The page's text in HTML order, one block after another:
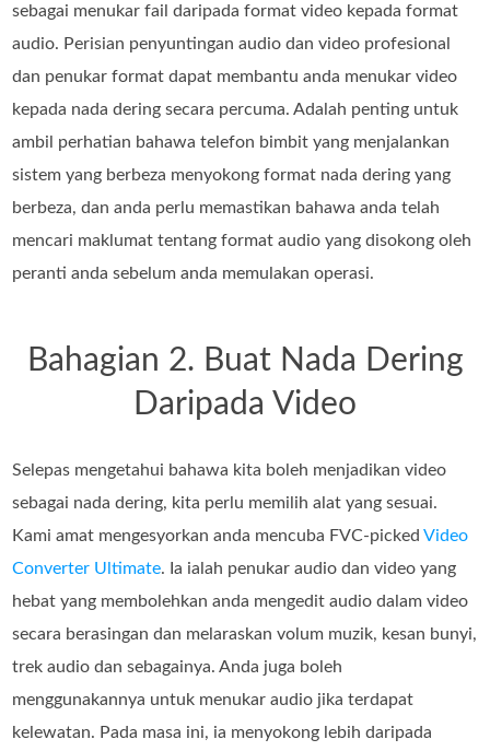
sebagai menukar fail daripada format video kepada format
audio. Perisian penyuntingan audio dan video profesional
dan penukar format dapat membantu anda menukar video
kepada nada dering secara percuma. Adalah penting untuk
ambil perhatian bahawa telefon bimbit yang menjalankan
sistem yang berbeza menyokong format nada dering yang
berbeza, dan anda perlu memastikan bahawa anda telah
mencari maklumat tentang format audio yang disokong oleh
peranti anda sebelum anda memulakan operasi.
Bahagian 2. Buat Nada Dering
Daripada Video
Selepas mengetahui bahawa kita boleh menjadikan video
sebagai nada dering, kita perlu memilih alat yang sesuai.
Kami amat mengesyorkan anda mencuba FVC-pickedVideo
Converter Ultimate. Ia ialah penukar audio dan video yang
hebat yang membolehkan anda mengedit audio dalam video
secara berasingan dan melaraskan volum muzik, kesan bunyi,
trek audio dan sebagainya. Anda juga boleh
menggunakannya untuk menukar audio jika terdapat
kelewatan. Pada masa ini, ia menyokong lebih daripada